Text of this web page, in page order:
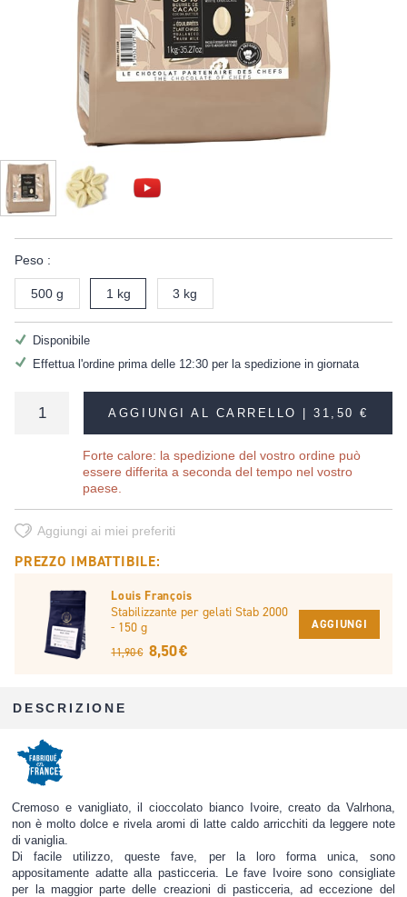
Peso :
500 g 1 kg 3 kg
Disponibile
Effettua l'ordine prima delle 12:30 per la spedizione in giornata
AGGIUNGI AL CARRELLO |31,50 €
Forte calore: la spedizione del vostro ordine può
essere differita a seconda del tempo nel vostro
paese.
Aggiungi ai miei preferiti
PREZZO IMBATTIBILE:
Louis François
Stabilizzante per gelati Stab 2000
- 150 g
11,90 € 8,50 €
AGGIUNGI
DESCRIZIONE
Cremoso e vanigliato, il cioccolato bianco Ivoire, creato da Valrhona,
non è molto dolce e rivela aromi di latte caldo arricchiti da leggere note
di vaniglia.
Di facile utilizzo, queste fave, per la loro forma unica, sono
appositamente adatte alla pasticceria. Le fave Ivoire sono consigliate
per la maggior parte delle creazioni di pasticceria, ad eccezione del